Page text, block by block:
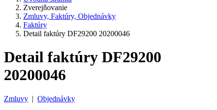
Zverejňovanie
Zmluvy, Faktúry, Objednávky
Faktúry
Detail faktúry DF29200 20200046
Detail faktúry DF29200
20200046
Zmluvy | Objednávky